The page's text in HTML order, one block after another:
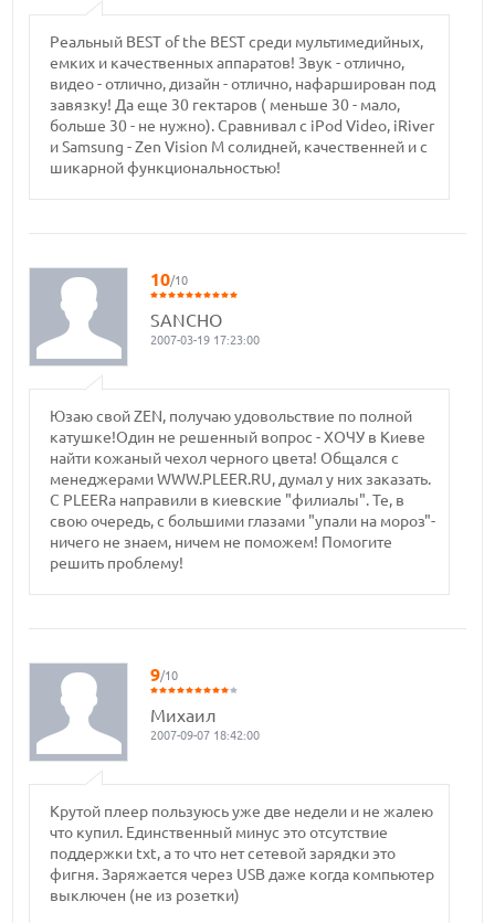
Реальный BEST of the BEST cреди мультимедийных,
емких и качественных аппаратов! Звук - отлично,
видео - отлично, дизайн - отлично, нафарширован под
завязку! Да еще 30 гектаров ( меньше 30 - мало,
больше 30 - не нужно). Сравнивал с iPod Video, iRiver
и Samsung - Zen Vision M солидней, качественней и с
шикарной функциональностью!
10/10
SANCHO
2007-03-19 17:23:00
Юзаю свой ZEN, получаю удовольствие по полной
катушке!Один не решенный вопрос - ХОЧУ в Киеве
найти кожаный чехол черного цвета! Общался с
менеджерами WWW.PLEER.RU, думал у них заказать.
С PLEERа направили в киевские "филиалы". Те, в
свою очередь, с большими глазами "упали на мороз"-
ничего не знаем, ничем не поможем! Помогите
решить проблему!
9/10
Михаил
2007-09-07 18:42:00
Крутой плеер пользуюсь уже две недели и не жалею
что купил. Единственный минус это отсутствие
поддержки txt, а то что нет сетевой зарядки это
фигня. Заряжается через USB даже когда компьютер
выключен (не из розетки)